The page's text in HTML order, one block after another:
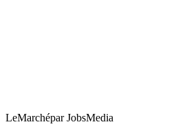
LeMarchépar JobsMedia